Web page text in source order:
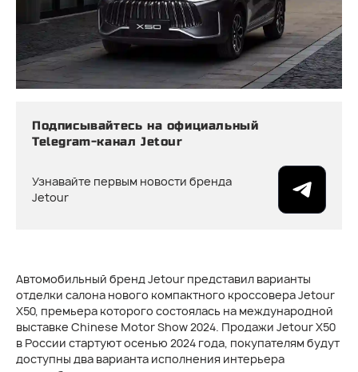
Подписывайтесь на официальный
Telegram-канал Jetour
Узнавайте первым новости бренда
Jetour
Автомобильный бренд Jetour представил варианты
отделки салона нового компактного кроссовера Jetour
Х50, премьера которого состоялась на международной
выставке Chinese Motor Show 2024. Продажи Jetour X50
в России стартуют осенью 2024 года, покупателям будут
доступны два варианта исполнения интерьера